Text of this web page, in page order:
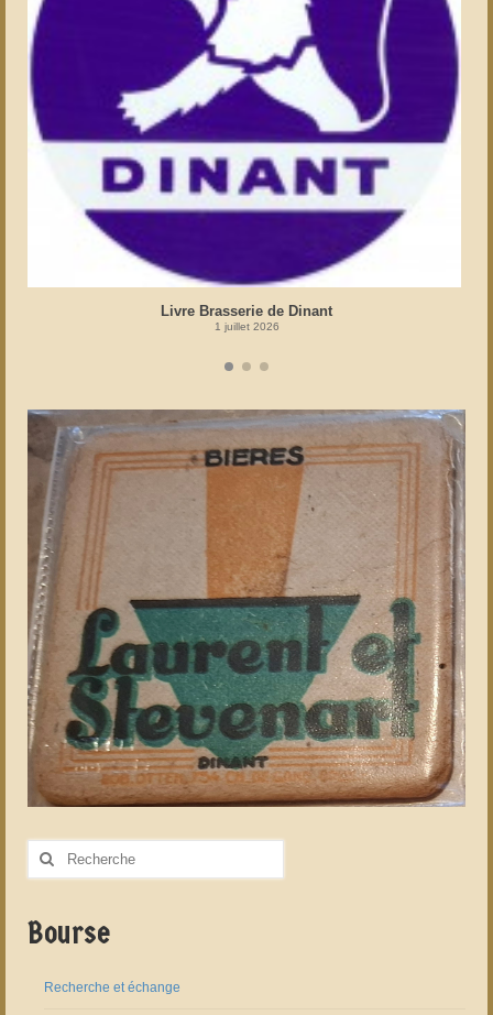
Livre Brasserie de Dinant
1 juillet 2026
Rechercher
Bourse
Recherche et échange